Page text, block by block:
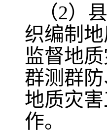
（2）
织编制
监督地
群测群
地质灾
作。